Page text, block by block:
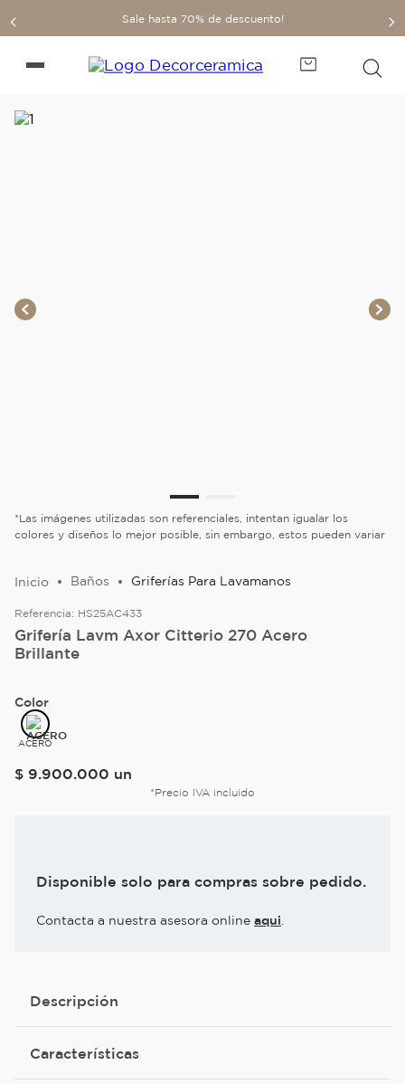
Sale hasta 70% de descuento!
*Las imágenes utilizadas son referenciales, intentan igualar los
colores y diseños lo mejor posible, sin embargo, estos pueden variar
Baños Griferías Para Lavamanos
Referencia: HS25AC433
Grifería Lavm Axor Citterio 270 Acero
Brillante
Color
ACERO
$ 9.900.000 un
*Precio IVA incluido
Disponible solo para compras sobre pedido.
Contacta a nuestra asesora online aqui
Descripción
Características